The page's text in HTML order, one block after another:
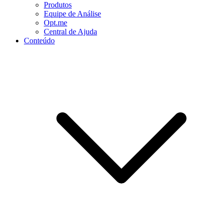
Produtos
Equipe de Análise
Opt.me
Central de Ajuda
Conteúdo